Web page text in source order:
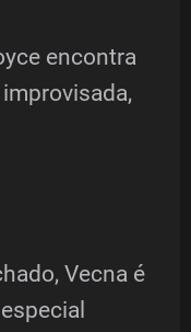
encontra
Vecna é